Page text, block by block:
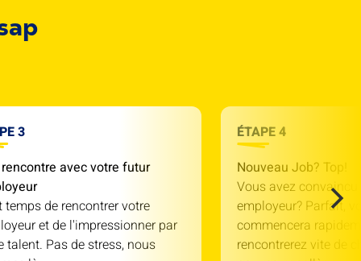
3
avec votre futur
temps de rencontrer votre
et de l'impressionner par
talent. Pas de stress, nous
ÉTAPE 4
Nouveau Job? Top!
Vous avez
employeur? Parfait,
commencera
rencontrerez vite de